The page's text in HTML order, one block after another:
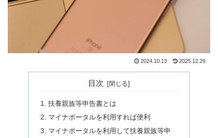
2024.10.13 2025.12.29
目次
扶養親族等申告書とは
マイナポータルを利用すれば便利
マイナポータルを利用して扶養親族等申